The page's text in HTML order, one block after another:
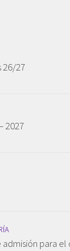
26/27
2027
para el